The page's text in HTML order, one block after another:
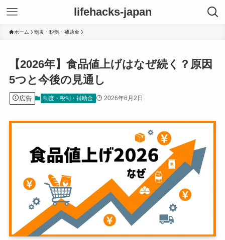
lifehacks-japan
ホーム 制度・税制・補助金
【2026年】食品値上げはなぜ続く？原因
5つと今後の見通し
広告 制度・税制・補助金 2026年6月2日